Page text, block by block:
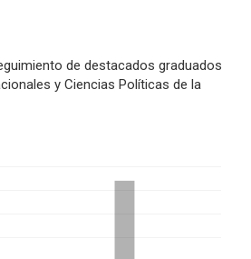
de destacados graduados
y Ciencias Políticas de la